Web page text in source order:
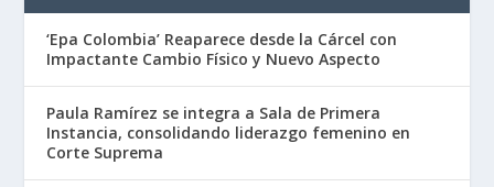
‘Epa Colombia’ Reaparece desde la Cárcel con
Impactante Cambio Físico y Nuevo Aspecto
Paula Ramírez se integra a Sala de Primera
Instancia, consolidando liderazgo femenino en
Corte Suprema